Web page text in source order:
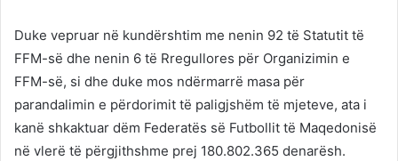
Duke vepruar në kundërshtim me nenin 92 të Statutit të
FFM-së dhe nenin 6 të Rregullores për Organizimin e
FFM-së, si dhe duke mos ndërmarrë masa për
parandalimin e përdorimit të paligjshëm të mjeteve, ata i
kanë shkaktuar dëm Federatës së Futbollit të Maqedonisë
në vlerë të përgjithshme prej 180.802.365 denarësh.